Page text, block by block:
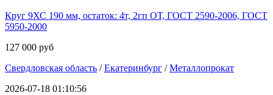
Круг 9ХС 190 мм, остаток: 4т, 2гп ОТ, ГОСТ 2590-2006, ГОСТ
5950-2000
127 000 руб
Свердловская область /Екатеринбург /Металлопрокат
2026-07-18 01:10:56